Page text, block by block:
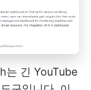
는 긴 YouTube